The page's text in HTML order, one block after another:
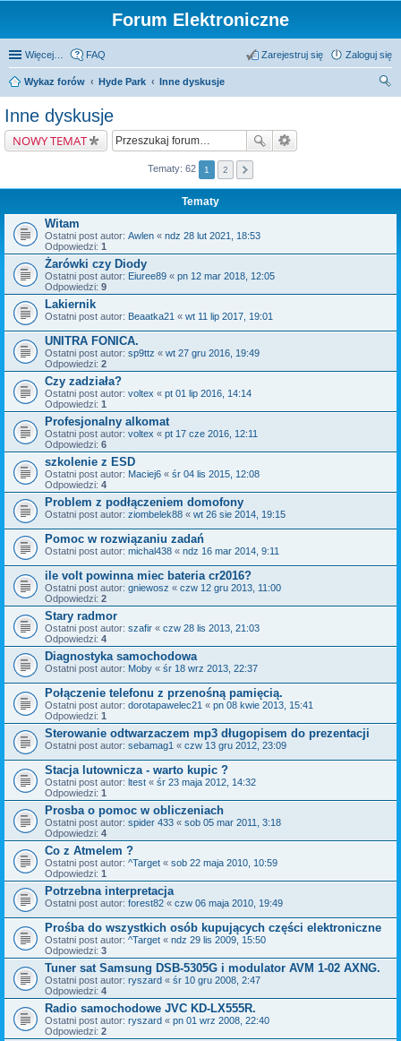
Forum Elektroniczne
Więcej… FAQ Zaloguj się
Zarejestruj się
Wykaz forów Hyde Park
Inne dyskusje
Inne dyskusje
NOWY TEMAT
Tematy: 62 1 2
Tematy
Witam
Ostatni post autor: Awlen « ndz 28 lut 2021, 18:53
Odpowiedzi: 1
Żarówki czy Diody
Ostatni post autor: Eiuree89 « pn 12 mar 2018, 12:05
Odpowiedzi: 9
Lakiernik
Ostatni post autor: Beaatka21 « wt 11 lip 2017, 19:01
UNITRA FONICA.
Ostatni post autor: sp9ttz « wt 27 gru 2016, 19:49
Odpowiedzi: 2
Czy zadziała?
Ostatni post autor: voltex « pt 01 lip 2016, 14:14
Odpowiedzi: 1
Profesjonalny alkomat
Ostatni post autor: voltex « pt 17 cze 2016, 12:11
Odpowiedzi: 6
szkolenie z ESD
Ostatni post autor: Maciej6 « śr 04 lis 2015, 12:08
Odpowiedzi: 4
Problem z podłączeniem domofony
Ostatni post autor: ziombelek88 « wt 26 sie 2014, 19:15
Pomoc w rozwiązaniu zadań
Ostatni post autor: michal438 « ndz 16 mar 2014, 9:11
ile volt powinna miec bateria cr2016?
Ostatni post autor: gniewosz « czw 12 gru 2013, 11:00
Odpowiedzi: 2
Stary radmor
Ostatni post autor: szafir « czw 28 lis 2013, 21:03
Odpowiedzi: 4
Diagnostyka samochodowa
Ostatni post autor: Moby « śr 18 wrz 2013, 22:37
Połączenie telefonu z przenośną pamięcią.
Ostatni post autor: dorotapawelec21 « pn 08 kwie 2013, 15:41
Odpowiedzi: 1
Sterowanie odtwarzaczem mp3 długopisem do prezentacji
Ostatni post autor: sebamag1 « czw 13 gru 2012, 23:09
Stacja lutownicza - warto kupic ?
Ostatni post autor: ltest « śr 23 maja 2012, 14:32
Odpowiedzi: 1
Prosba o pomoc w obliczeniach
Ostatni post autor: spider 433 « sob 05 mar 2011, 3:18
Odpowiedzi: 4
Co z Atmelem ?
Ostatni post autor: ^Target « sob 22 maja 2010, 10:59
Odpowiedzi: 1
Potrzebna interpretacja
Ostatni post autor: forest82 « czw 06 maja 2010, 19:49
Prośba do wszystkich osób kupujących części elektroniczne
Ostatni post autor: ^Target « ndz 29 lis 2009, 15:50
Odpowiedzi: 3
Tuner sat Samsung DSB-5305G i modulator AVM 1-02 AXNG.
Ostatni post autor: ryszard « śr 10 gru 2008, 2:47
Odpowiedzi: 4
Radio samochodowe JVC KD-LX555R.
Ostatni post autor: ryszard « pn 01 wrz 2008, 22:40
Odpowiedzi: 2